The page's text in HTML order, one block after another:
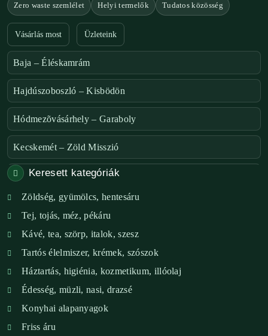
Zero waste szemlélet Helyi termelők Tudatos közösség
Vásárlás most Üzleteink
Baja – Éléskamrám
Hajdúszoboszló – Kisbödön
Hódmezõvásárhely – Garaboly
Kecskemét – Zöld Misszió
Székesfehérvár – Zöld Sarok
Verőce – Miegymás
XI. ker. – Lemérem
XIX. ker. – Boldog Föld
XVIII. ker. – Eni Mag-ház
XXIII. ker. – Panelpék
Keresett kategóriák
Zöldség, gyümölcs, hentesáru
Tej, tojás, méz, pékáru
Kávé, tea, szörp, italok, szesz
Tartós élelmiszer, krémek, szószok
Háztartás, higiénia, kozmetikum, illóolaj
Édesség, müzli, nasi, drazsé
Konyhai alapanyagok
Friss áru